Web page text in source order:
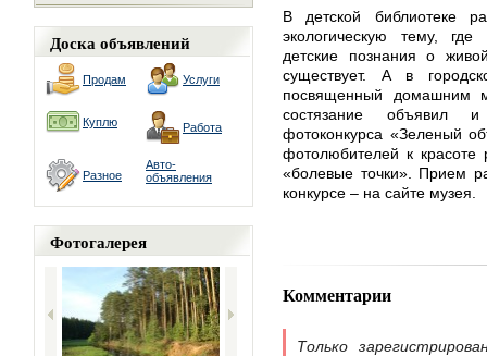
Доска объявлений
Продам Услуги
Куплю Работа
Разное
Авто-
объявления
Фотогалерея
В детской библиотеке
экологическую тему,
детские познания о
существует. А в
посвященный домашним
состязание объявил
фотоконкурса «Зеленый
фотолюбителей к
«болевые точки». Прием
конкурсе – на сайте музея.
Комментарии
Только